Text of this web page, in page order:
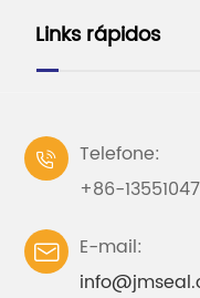
Links rápidos

Telefone:
+86-

E-mail: